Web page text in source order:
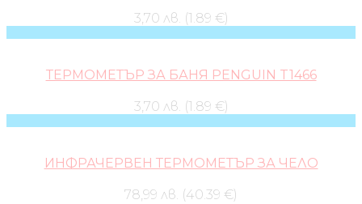
3,70 лв. (1.89 €)
ТЕРМОМЕТЪР ЗА БАНЯ PENGUIN T1466
3,70 лв. (1.89 €)
ИНФРАЧЕРВЕН ТЕРМОМЕТЪР ЗА ЧЕЛО
78,99 лв. (40.39 €)